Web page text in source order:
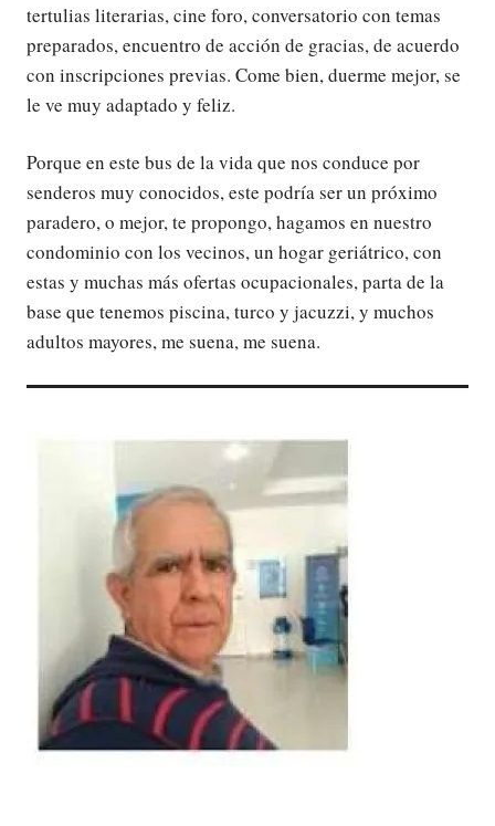
tertulias literarias, cine foro, conversatorio con temas
preparados, encuentro de acción de gracias, de acuerdo
con inscripciones previas. Come bien, duerme mejor, se
le ve muy adaptado y feliz.
Porque en este bus de la vida que nos conduce por
senderos muy conocidos, este podría ser un próximo
paradero, o mejor, te propongo, hagamos en nuestro
condominio con los vecinos, un hogar geriátrico, con
estas y muchas más ofertas ocupacionales, parta de la
base que tenemos piscina, turco y jacuzzi, y muchos
adultos mayores, me suena, me suena.